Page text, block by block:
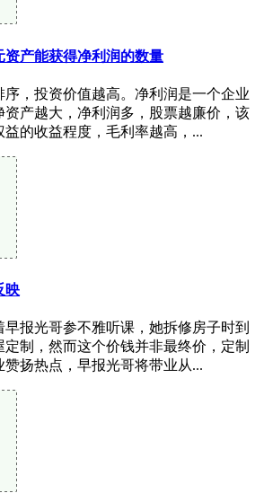
资产能获得净利润的数量
序，投资价值越高。净利润是一个企业
资产越大，净利润多，股票越廉价，该
益的收益程度，毛利率越高，...
映
报光哥参不雅听课，她拆修房子时到
制，然而这个价钱并非最终价，定制
赞扬热点，早报光哥将带业从...